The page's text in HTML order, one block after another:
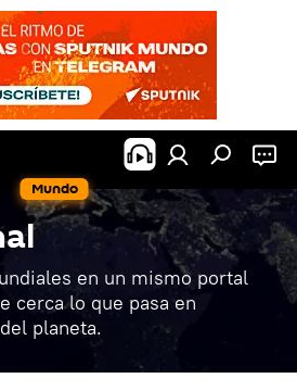
Mundo
en un mismo portal
cerca lo que pasa en
planeta.